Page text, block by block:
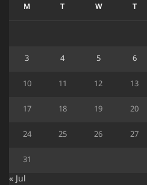
M T W T
3 4 5 6
10 11 12 13
17 18 19 20
24 25 26 27
31
« Jul